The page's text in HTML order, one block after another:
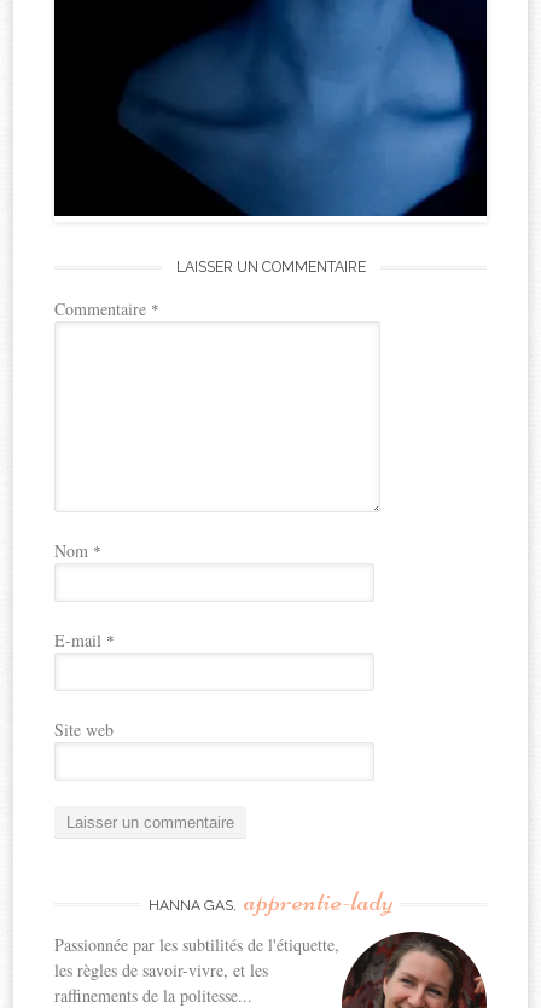
LAISSER UN COMMENTAIRE
Commentaire *
Nom *
E-mail *
Site web
HANNA GAS, apprentie-lady
Passionnée par les subtilités de l'étiquette,
les règles de savoir-vivre, et les
raffinements de la politesse...